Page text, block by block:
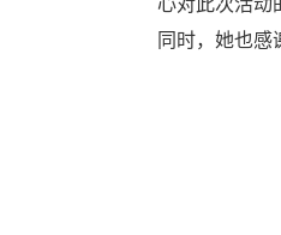
心对此次活动
同时，她也